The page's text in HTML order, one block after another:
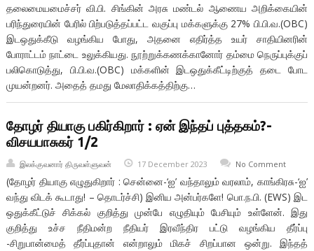
தலைமையமைச்சர் வி.பி. சிங்கின் அரசு மண்டல் ஆணைய அறிக்கையின்
பரிந்துரையின் பேரில் பிற்படுத்தப்பட்ட வகுப்பு மக்களுக்கு 27% பி.பி.வ.(OBC)
இடஒதுக்கீடு வழங்கிய போது, அதனை எதிர்த்த உயர் சாதியினரின்
போராட்டம் நாட்டை உலுக்கியது. நூற்றுக்கணக்கானோர் தம்மை நெருப்புக்குப்
பலிகொடுத்து, பி.பி.வ.(OBC) மக்களின் இடஒதுக்கீட்டிற்குத் தடை போட
முயன்றனர். அதைத் தமது மேலாதிக்கத்திற்கு…
தோழர் தியாகு பகிர்கிறார் : ஏன் இந்தப் புத்தகம்?-
விசயபாசுகர் 1/2
இலக்குவனார் திருவள்ளுவன் 17 December 2023 No Comment
(தோழர் தியாகு எழுதுகிறார் : சென்னை-‘ஐ’ வந்தாலும் வரலாம், காங்கிரசு-‘ஐ’
வந்து விடக் கூடாது! – தொடர்ச்சி) இனிய அன்பர்களே! பொ.ந.பி. (EWS) இட
ஒதுக்கீட்டுச் சிக்கல் குறித்து முன்பே எழுதியும் பேசியும் உள்ளேன். இது
குறித்து உச்ச நீதிமன்ற நீதியர் இரவீந்திர பட்டு வழங்கிய தீர்ப்பு
-சிறுபான்மைத் தீர்ப்புதான் என்றாலும் மிகச் சிறப்பான ஒன்று. இந்தத்